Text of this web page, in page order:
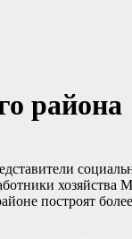
района
хозяйства
построят